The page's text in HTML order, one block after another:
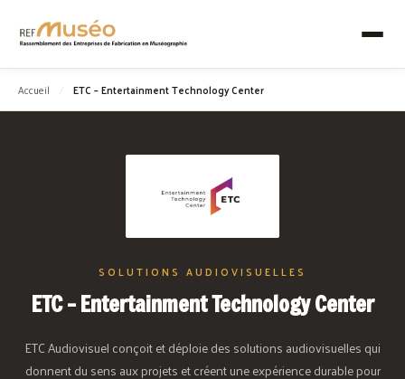
Accueil / ETC – Entertainment Technology Center
SOLUTIONS AUDIOVISUELLES
ETC – Entertainment Technology Center
ETC Audiovisuel conçoit et déploie des solutions audiovisuelles qui
donnent du sens aux projets et créent une expérience durable pour